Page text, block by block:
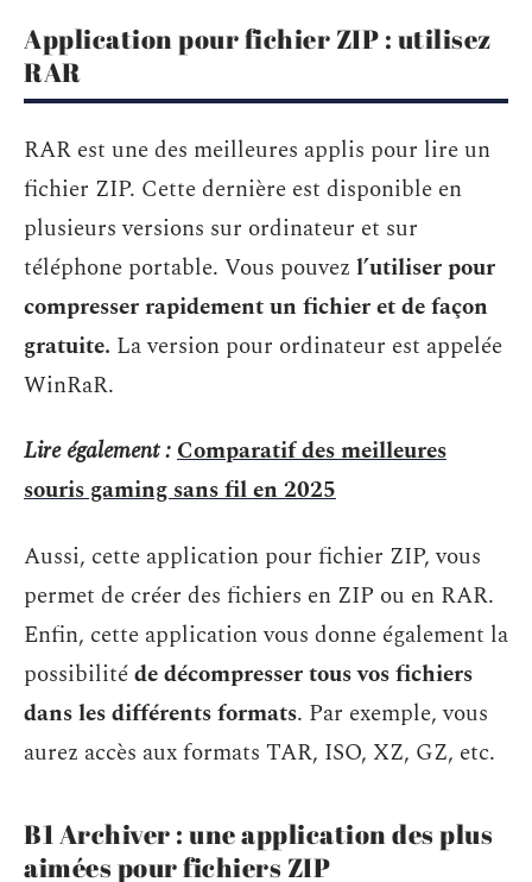
Application pour fichier ZIP : utilisez
RAR
RAR est une des meilleures applis pour lire un
fichier ZIP. Cette dernière est disponible en
plusieurs versions sur ordinateur et sur
téléphone portable. Vous pouvez l’utiliser pour
compresser rapidement un fichier et de façon
gratuite. La version pour ordinateur est appelée
WinRaR.
Lire également :Comparatif des meilleures
souris gaming sans fil en 2025
Aussi, cette application pour fichier ZIP, vous
permet de créer des fichiers en ZIP ou en RAR.
Enfin, cette application vous donne également la
possibilitéde décompresser tous vos fichiers
dans les différents formats. Par exemple, vous
aurez accès aux formats TAR, ISO, XZ, GZ, etc.
B1 Archiver : une application des plus
aimées pour fichiers ZIP